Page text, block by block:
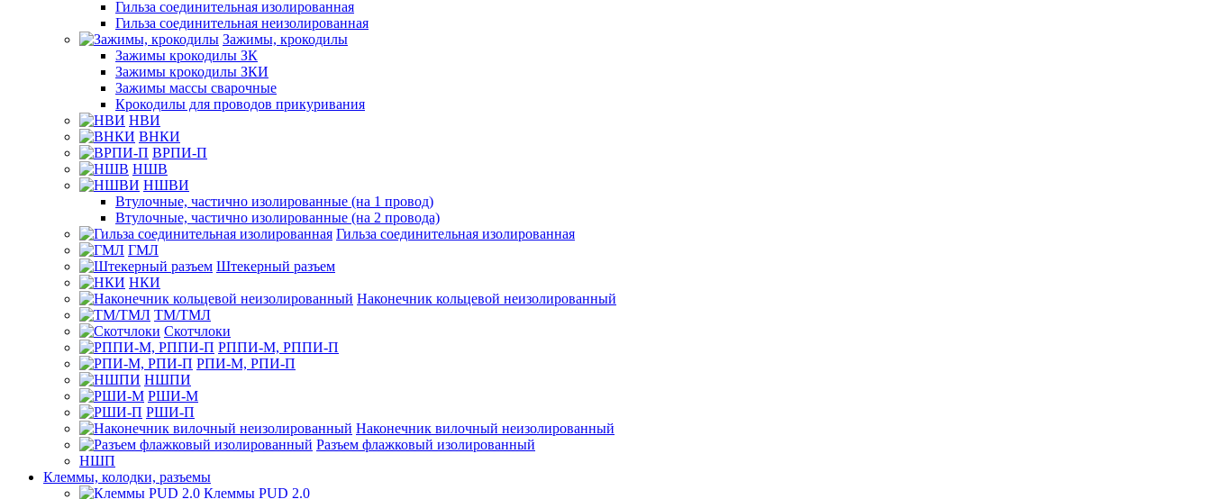
Гильза соединительная изолированная
Гильза соединительная неизолированная
Зажимы, крокодилы
Зажимы крокодилы ЗК
Зажимы крокодилы ЗКИ
Зажимы массы сварочные
Крокодилы для проводов прикуривания
НВИ
ВНКИ
ВРПИ-П
НШВ
НШВИ
Втулочные, частично изолированные (на 1 провод)
Втулочные, частично изолированные (на 2 провода)
Гильза соединительная изолированная
ГМЛ
Штекерный разъем
НКИ
Наконечник кольцевой неизолированный
ТМ/ТМЛ
Скотчлоки
РППИ-М, РППИ-П
РПИ-М, РПИ-П
НШПИ
РШИ-М
РШИ-П
Наконечник вилочный неизолированный
Разъем флажковый изолированный
НШП
Клеммы, колодки, разъемы
Клеммы PUD 2.0